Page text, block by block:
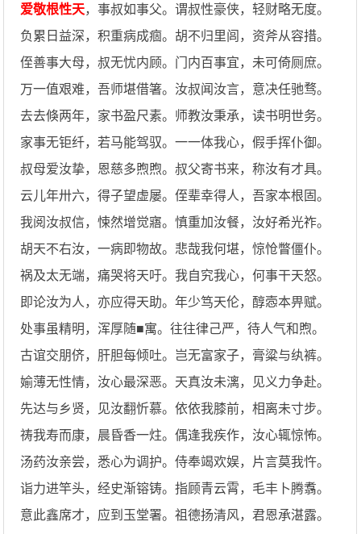
爱敬根性天，事叔如事父。谓叔性豪侠，轻财略无度。
负累日益深，积重病成痼。胡不归里闾，资斧从容措。
侄善事大母，叔无忧内顾。门内百事宜，未可倚厕庶。
万一值艰难，吾师堪借箸。汝叔闻汝言，意决任驰骛。
去去倏两年，家书盈尺素。师教汝秉承，读书明世务。
家事无钜纤，若马能驾驭。一一体我心，假手挥仆御。
叔母爱汝挚，恩慈多煦煦。叔父寄书来，称汝有才具。
云儿年卅六，得子望虚屡。侄辈幸得人，吾家本根固。
我阅汝叔信，悚然增觉寤。慎重加汝餐，汝好希光祚。
胡天不右汝，一病即物故。悲哉我何堪，惊怆瞥僵仆。
祸及太无端，痛哭将天吁。我自究我心，何事干天怒。
即论汝为人，亦应得天助。年少笃天伦，醇悫本畀赋。
处事虽精明，浑厚随■寓。往往律己严，待人气和煦。
古谊交朋侪，肝胆每倾吐。岂无富家子，膏粱与纨裤。
媮薄无性情，汝心最深恶。天真汝未漓，见义力争赴。
先达与乡贤，见汝翻忻慕。依依我膝前，相离未寸步。
祷我寿而康，晨昏香一炷。偶逢我疾作，汝心辄惊怖。
汤药汝亲尝，悉心为调护。侍奉竭欢娱，片言莫我忤。
诣力进竿头，经史渐镕铸。指顾青云霄，毛丰卜腾翥。
意此鑫席才，应到玉堂署。祖德扬清风，君恩承湛露。